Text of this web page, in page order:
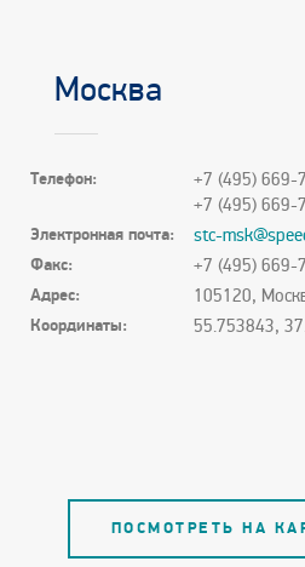
Москва
Телефон:
+7 (495) 669-
+7 (495) 669-
Электронная почта:
stc-
Факс:
+7 (495) 669-
Адрес:
105120,
Координаты:
55.753843,
ПОСМОТРЕТЬ НА